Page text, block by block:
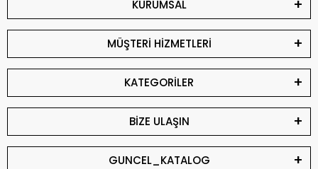
KURUMSAL
MÜŞTERİ HİZMETLERİ
KATEGORİLER
BİZE ULAŞIN
GUNCEL_KATALOG